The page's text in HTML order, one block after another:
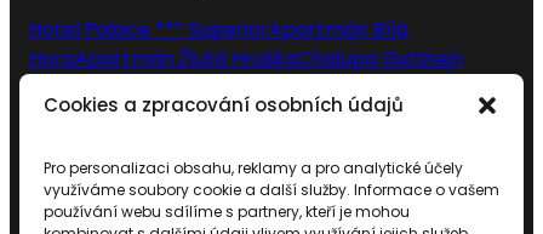
Cookies a zpracování osobních údajů
Pro personalizaci obsahu, reklamy a pro analytické účely
využíváme soubory cookie a další služby. Informace o vašem
používání webu sdílíme s partnery, kteří je mohou
Hotel Palace *** SuperiorApartmán Bílá
HoraApartmán Žlutá HruškaChalupa Gutštejn
Sledujte nás